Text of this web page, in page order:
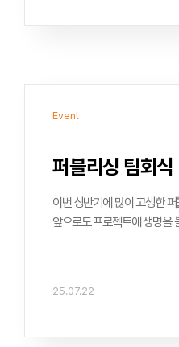
Event
퍼블리싱 팀회식
이번 상반기에 많이 고생한
앞으로도 프로젝트에 생명을
25.07.22